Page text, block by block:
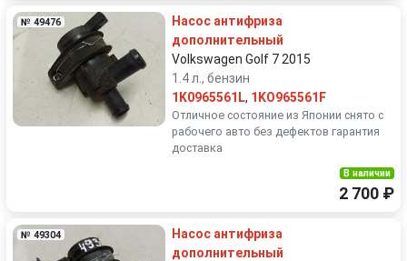
№ 49476
Насос антифриза
дополнительный
Volkswagen Golf 7 2015
1.4 л., бензин
1K0965561L, 1KO965561F
Отличное состояние из Японии снято с
рабочего авто без дефектов гарантия
доставка
В наличии
2 700 ₽
№ 49304
Насос антифриза
дополнительный